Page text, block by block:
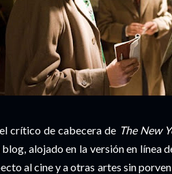
crítico de cabecera de The New
alojado en la versión en línea
al cine y a otras artes sin